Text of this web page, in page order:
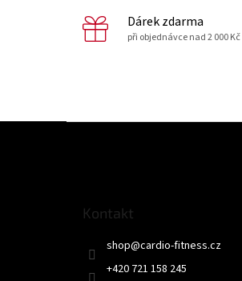
Dárek zdarma
při objednávce nad 2 000 Kč
Kontakt
shop@cardio-fitness.cz
+420 721 158 245